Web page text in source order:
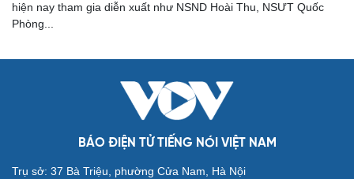
hiện nay tham gia diễn xuất như NSND Hoài Thu, NSƯT Quốc
Phòng...
BÁO ĐIỆN TỬ TIẾNG NÓI VIỆT NAM
Trụ sở: 37 Bà Triệu, phường Cửa Nam, Hà Nội